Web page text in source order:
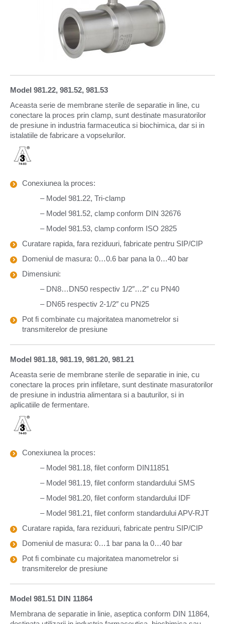
Model 981.22, 981.52, 981.53
Aceasta serie de membrane sterile de separatie in line, cu
conectare la proces prin clamp, sunt destinate masuratorilor
de presiune in industria farmaceutica si biochimica, dar si in
istalatiile de fabricare a vopselurilor.
Conexiunea la proces:
– Model 981.22, Tri-clamp
– Model 981.52, clamp conform DIN 32676
– Model 981.53, clamp conform ISO 2825
Curatare rapida, fara reziduuri, fabricate pentru SIP/CIP
Domeniul de masura: 0…0.6 bar pana la 0…40 bar
Dimensiuni:
– DN8…DN50 respectiv 1/2″…2″ cu PN40
– DN65 respectiv 2-1/2″ cu PN25
Pot fi combinate cu majoritatea manometrelor si
transmiterelor de presiune
Model 981.18, 981.19, 981.20, 981.21
Aceasta serie de membrane sterile de separatie in inie, cu
conectare la proces prin infiletare, sunt destinate masuratorilor
de presiune in industria alimentara si a bauturilor, si in
aplicatiile de fermentare.
Conexiunea la proces:
– Model 981.18, filet conform DIN11851
– Model 981.19, filet conform standardului SMS
– Model 981.20, filet conform standardului IDF
– Model 981.21, filet conform standardului APV-RJT
Curatare rapida, fara reziduuri, fabricate pentru SIP/CIP
Domeniul de masura: 0…1 bar pana la 0…40 bar
Pot fi combinate cu majoritatea manometrelor si
transmiterelor de presiune
Model 981.51 DIN 11864
Membrana de separatie in linie, aseptica conform DIN 11864,